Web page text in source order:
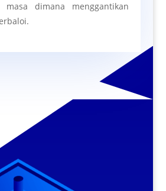
dimana menggantikan